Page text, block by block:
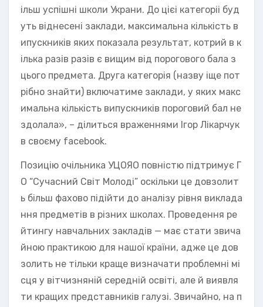
ільш успішні школи Украни. До цієі категоріі буд
уть віднесені заклади, максимальна кількість в
ипускників яких показала результат, котрий в к
ілька разів разів є вищим від порогового бала з
цього предмета. Друга категорія (назву іще пот
рібно знайти) включатиме заклади, у яких макс
имальна кількість випускників пороговий бал не
здолала», – ділиться враженнями Ігор Лікарчук
в своєму facebook.
Позицію очільника УЦОЯО повністю підтримує Г
О “Сучасний Світ Молоді” оскільки це довзолит
ь більш фахово підійти до аналізу рівня виклада
ння предметів в різних школах. Проведення ре
йтингу навчальних закладів — має стати звича
йною практикою для нашої країни, адже це дов
золить не тільки краще визначати проблемні мі
сця у вітчизняній середній освіті, але й виявля
ти кращих представників галузі. Звичайно, на п